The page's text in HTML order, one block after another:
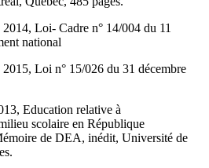
Loi- Cadre n° 14/004 du 11
national
Loi n° 15/026 du 31 décembre
Education relative à
scolaire en République
de DEA, inédit, Université de